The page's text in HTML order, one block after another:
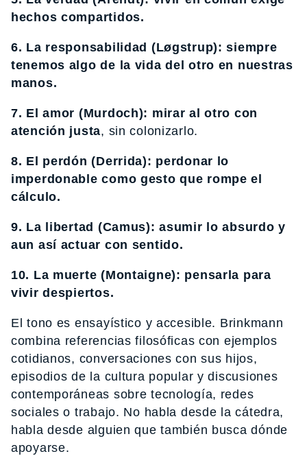
hechos compartidos.
6. La responsabilidad (Løgstrup): siempre
tenemos algo de la vida del otro en nuestras
manos.
7. El amor (Murdoch): mirar al otro con
atención justa, sin colonizarlo.
8. El perdón (Derrida): perdonar lo
imperdonable como gesto que rompe el
cálculo.
9. La libertad (Camus): asumir lo absurdo y
aun así actuar con sentido.
10. La muerte (Montaigne): pensarla para
vivir despiertos.
El tono es ensayístico y accesible. Brinkmann
combina referencias filosóficas con ejemplos
cotidianos, conversaciones con sus hijos,
episodios de la cultura popular y discusiones
contemporáneas sobre tecnología, redes
sociales o trabajo. No habla desde la cátedra,
habla desde alguien que también busca dónde
apoyarse.